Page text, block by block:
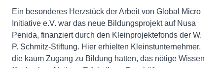
Ein besonderes Herzstück der Arbeit von Global Micro
Initiative e.V. war das neue Bildungsprojekt auf Nusa
Penida, finanziert durch den Kleinprojektefonds der W.
P. Schmitz-Stiftung. Hier erhielten Kleinstunternehmer,
die kaum Zugang zu Bildung hatten, das nötige Wissen